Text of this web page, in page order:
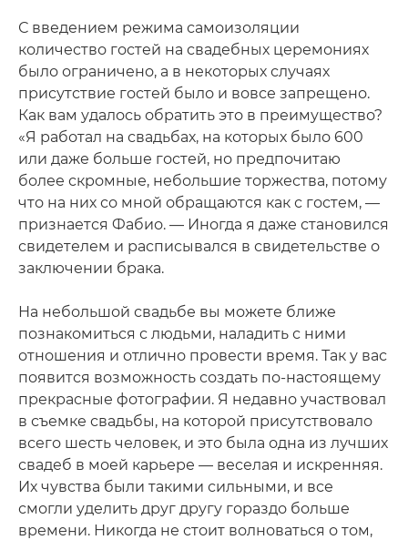
С введением режима самоизоляции
количество гостей на свадебных церемониях
было ограничено, а в некоторых случаях
присутствие гостей было и вовсе запрещено.
Как вам удалось обратить это в преимущество?
«Я работал на свадьбах, на которых было 600
или даже больше гостей, но предпочитаю
более скромные, небольшие торжества, потому
что на них со мной обращаются как с гостем, —
признается Фабио. — Иногда я даже становился
свидетелем и расписывался в свидетельстве о
заключении брака.
На небольшой свадьбе вы можете ближе
познакомиться с людьми, наладить с ними
отношения и отлично провести время. Так у вас
появится возможность создать по-настоящему
прекрасные фотографии. Я недавно участвовал
в съемке свадьбы, на которой присутствовало
всего шесть человек, и это была одна из лучших
свадеб в моей карьере — веселая и искренняя.
Их чувства были такими сильными, и все
смогли уделить друг другу гораздо больше
времени. Никогда не стоит волноваться о том,